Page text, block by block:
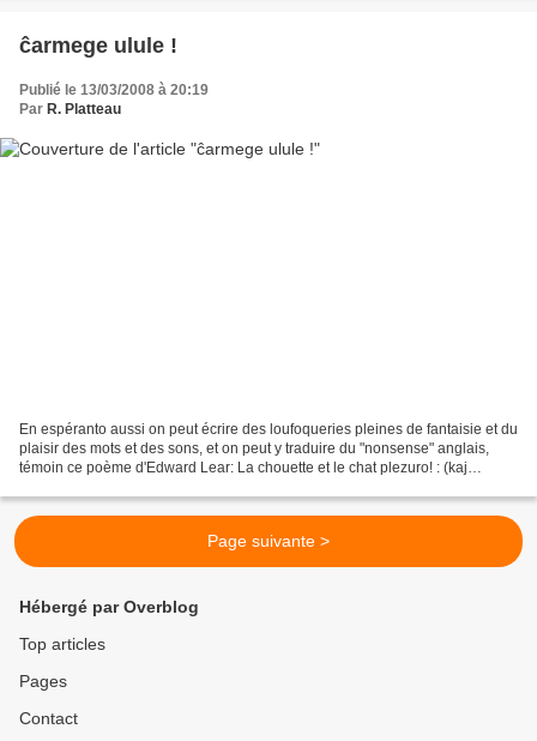
ĉarmege ulule !
Publié le 13/03/2008 à 20:19
Par R. Platteau
En espéranto aussi on peut écrire des loufoqueries pleines de fantaisie et du
plaisir des mots et des sons, et on peut y traduire du "nonsense" anglais,
témoin ce poème d'Edward Lear: La chouette et le chat plezuro! : (kaj
Page suivante >
Hébergé par Overblog
Top articles
Pages
Contact